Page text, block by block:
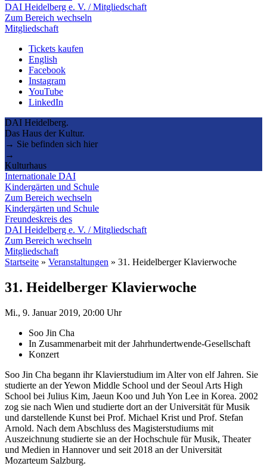
DAI Heidelberg e. V. / Mitgliedschaft
Zum Bereich wechseln
Mitgliedschaft
Tickets kaufen
English
Facebook
Instagram
YouTube
LinkedIn
DAI Heidelberg.
Das Haus der Kultur.
→ Sie befinden sich hier
→
Kulturhaus
Internationale DAI
Kindergärten und Schule
Zum Bereich wechseln
Kindergärten und Schule
Freundeskreis des
DAI Heidelberg e. V. / Mitgliedschaft
Zum Bereich wechseln
Mitgliedschaft
Startseite » Veranstaltungen » 31. Heidelberger Klavierwoche
31. Heidelberger Klavierwoche
Mi., 9. Januar 2019, 20:00 Uhr
Soo Jin Cha
In Zusammenarbeit mit der Jahrhundertwende-Gesellschaft
Konzert
Soo Jin Cha begann ihr Klavierstudium im Alter von elf Jahren. Sie
studierte an der Yewon Middle School und der Seoul Arts High
School bei Julius Kim, Jaeun Koo und Juh Yon Lee in Korea. 2002
zog sie nach Wien und studierte dort an der Universität für Musik
und darstellende Kunst bei Prof. Michael Krist und Prof. Stefan
Arnold. Nach dem Abschluss des Magisterstudiums mit
Auszeichnung studierte sie an der Hochschule für Musik, Theater
und Medien in Hannover und seit 2018 an der Universität
Mozarteum Salzburg.